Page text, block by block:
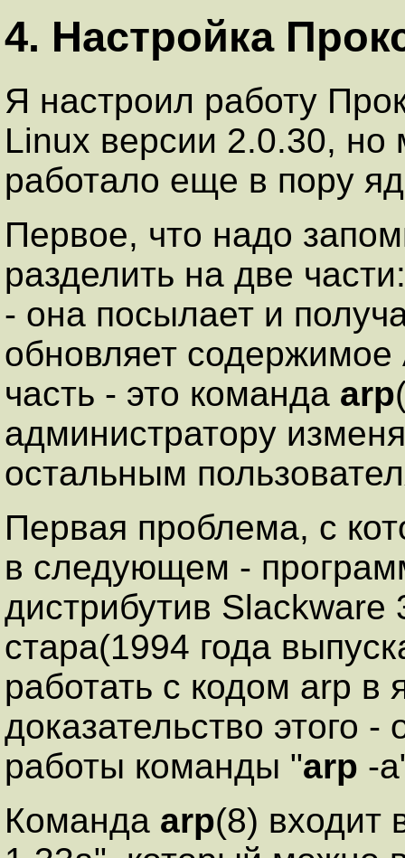
4. Настройка
Я настроил работу
Linux версии 2.0.30, но
работало еще в пору
Первое, что надо
разделить на две
- она посылает и
обновляет содержимое
часть - это команда arp
администратору
остальным
Первая проблема, с
в следующем -
дистрибутив Slackware
стара(1994 года
работать с кодом arp в
доказательство этого -
работы команды "arp -
Команда arp(8) входит